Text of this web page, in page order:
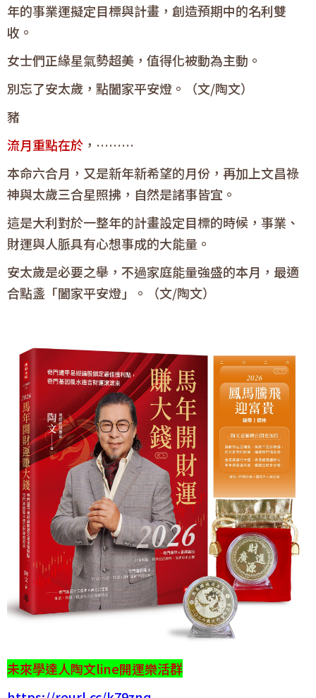
年的事業運擬定目標與計畫，創造預期中的名利雙
收。
女士們正緣星氣勢超美，值得化被動為主動。
別忘了安太歲，點闔家平安燈。（文/陶文）
豬
流月重點在於 ，………
本命六合月，又是新年新希望的月份，再加上文昌祿
神與太歲三合星照拂，自然是諸事皆宜。
這是大利對於一整年的計畫設定目標的時候，事業、
財運與人脈具有心想事成的大能量。
安太歲是必要之舉，不過家庭能量強盛的本月，最適
合點盞「闔家平安燈」。（文/陶文）
未來學達人陶文line開運樂活群